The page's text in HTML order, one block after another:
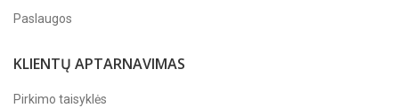
Paslaugos
KLIENTŲ APTARNAVIMAS
Pirkimo taisyklės